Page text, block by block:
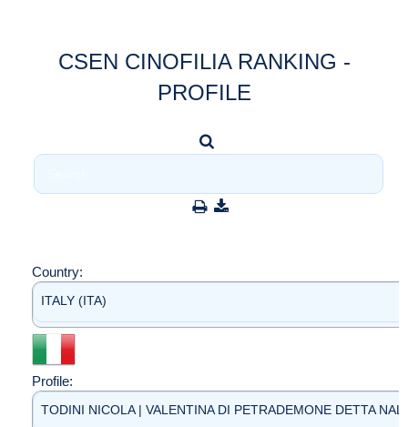
CSEN CINOFILIA RANKING -
PROFILE
Country:
ITALY (ITA)
Profile:
TODINI NICOLA | VALENTINA DI PETRADEMONE DETTA